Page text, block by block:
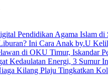
Pendidikan Agama Islam
Ini Cara Anak by.U
di OKU Timur, Iskandar
Kedaulatan Energi, 3 Sumur
Kilang Plaju Tingkatkan